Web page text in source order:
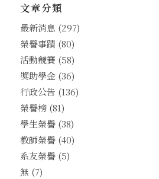
文章分類
最新消息(297)
榮譽事蹟 (80)
活動競賽 (58)
獎助學金(36)
行政公告 (136)
榮譽榜(81)
學生榮譽(38)
教師榮譽(40)
系友榮譽(5)
無 (7)